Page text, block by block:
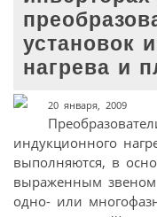
установок
нагрева и
20 января, 2009
индукционного
выполняются, в
выраженным звеном
одно- или